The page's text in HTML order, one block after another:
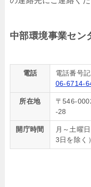
中部環境事業セン
電話
電話番号
06-6714-
所在地
〒546-
-28
開庁時間
月～土曜
3日を除く）